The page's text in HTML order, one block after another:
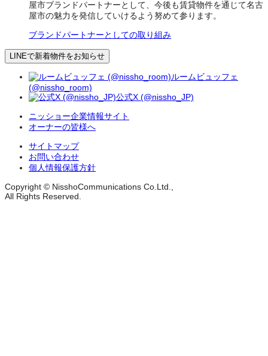
屋市ブランドパートナーとして、今後も賃貸物件を通じて名古
屋市の魅力を発信していけるよう努めて参ります。
ブランドパートナーとしての取り組み
LINEで新着物件をお知らせ
ルームビュッフェ
(@nissho_room)
公式X (@nissho_JP)
ニッショー企業情報サイト
オーナーの皆様へ
サイトマップ
お問い合わせ
個人情報保護方針
Copyright © NisshoCommunications Co.Ltd.,
All Rights Reserved.